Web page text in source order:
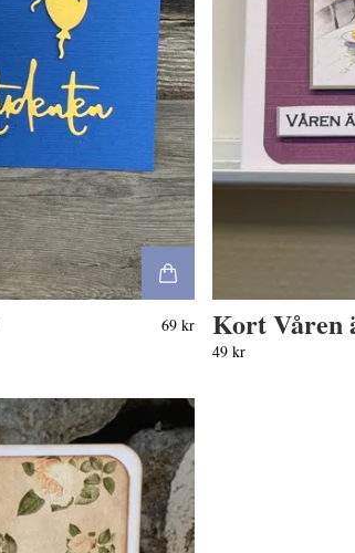
69 kr Kort Våren
49 kr